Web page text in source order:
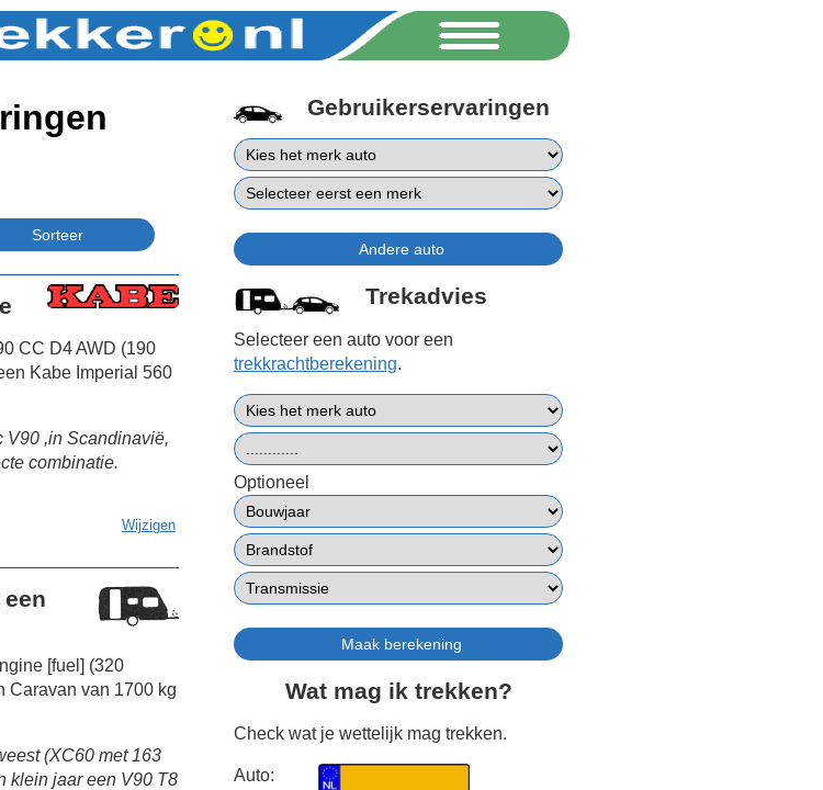
CC D4 AWD (190
Kabe Imperial 560
V90 ,in Scandinavië,
combinatie.
Wijzigen
[fuel] (320
Caravan van 1700 kg
(XC60 met 163
klein jaar een V90 T8
Gebruikerservaringen
Trekadvies
Selecteer een auto voor een
trekkrachtberekening.
Optioneel
Wat mag ik trekken?
Check wat je wettelijk mag trekken.
Auto: